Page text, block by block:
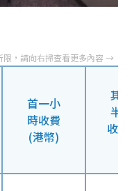
首一小
時收費
(港幣)
其
半
收